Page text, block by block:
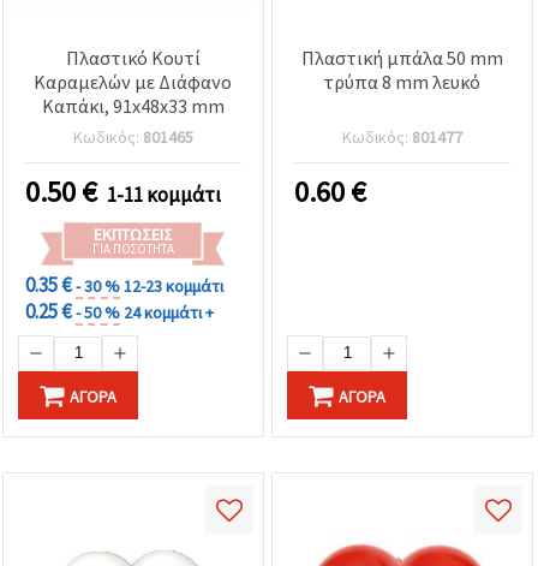
Πλαστικό Κουτί
Καραμελών με Διάφανο
Καπάκι, 91x48x33 mm
Κωδικός: 801465
0.50€ 1-11 κομμάτι
ΕΚΠΤΏΣΕΙΣ
ΓΙΑ ΠΟΣΌΤΗΤΑ
0.35 €- 30 %12-23 κομμάτι
0.25 €- 50 % 24 κομμάτι +
ΑΓΟΡΆ
Πλαστική μπάλα 50 mm
τρύπα 8 mm λευκό
Κωδικός: 801477
0.60€
ΑΓΟΡΆ